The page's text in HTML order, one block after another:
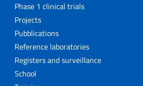
Phase 1 clinical trials
Projects
Pubblications
Reference laboratories
Registers and surveillance
School